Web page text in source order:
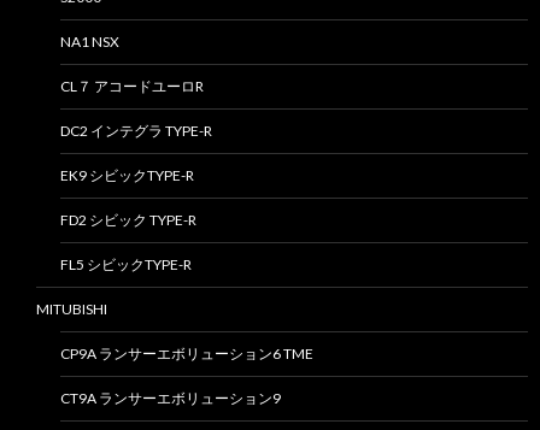
NA1 NSX
CL７ アコードユーロR
DC2 インテグラ TYPE-R
EK9 シビックTYPE-R
FD2 シビック TYPE-R
FL5 シビックTYPE-R
MITUBISHI
CP9A ランサーエボリューション6 TME
CT9A ランサーエボリューション9